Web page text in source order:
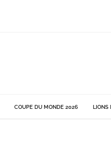
COUPE DU MONDE 2026 LIONS